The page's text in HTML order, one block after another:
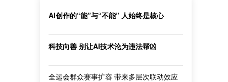
AI创作的“能”与“不能” 人始终是核心
科技向善 别让AI技术沦为违法帮凶
全运会群众赛事扩容 带来多层次联动效应